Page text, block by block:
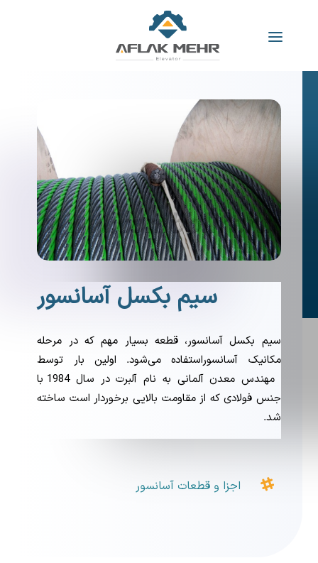
سیم بکسل آسانسور
سیم بکسل آسانسور، قطعه بسیار مهم که در مرحله
مکانیک آسانسوراستفاده می‌شود. اولین بار توسط
مهندس معدن آلمانی به نام آلبرت در سال 1984 با
جنس فولادی که از مقاومت بالایی برخوردار است ساخته
شد.
 اجزا و قطعات آسانسور